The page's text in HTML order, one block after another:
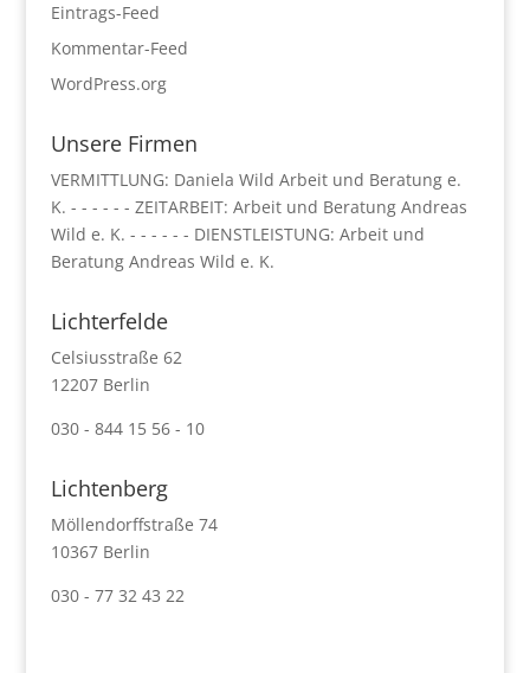
Eintrags-Feed
Kommentar-Feed
WordPress.org
Unsere Firmen
VERMITTLUNG: Daniela Wild Arbeit und Beratung e.
K. - - - - - - ZEITARBEIT: Arbeit und Beratung Andreas
Wild e. K. - - - - - - DIENSTLEISTUNG: Arbeit und
Beratung Andreas Wild e. K.
Lichterfelde
Celsiusstraße 62
12207 Berlin
030 - 844 15 56 - 10
Lichtenberg
Möllendorffstraße 74
10367 Berlin
030 - 77 32 43 22